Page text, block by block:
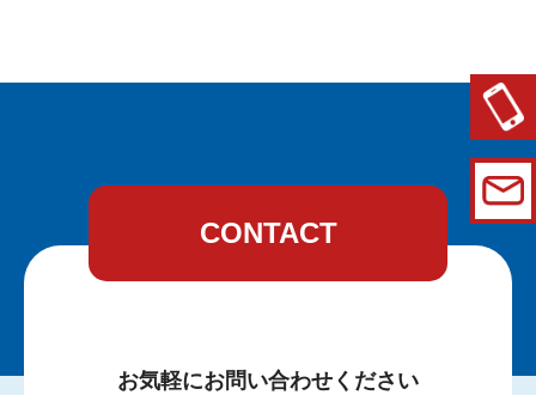
CONTACT
お気軽にお問い合わせください